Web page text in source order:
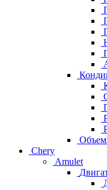
Chery
Amulet